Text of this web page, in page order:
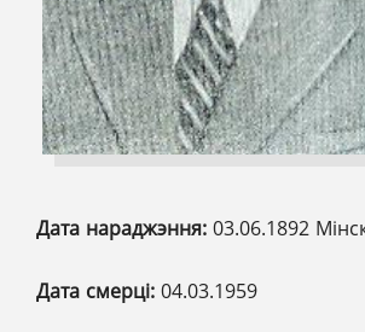
Дата нараджэння: 03.06.1892
Дата смерці: 04.03.1959